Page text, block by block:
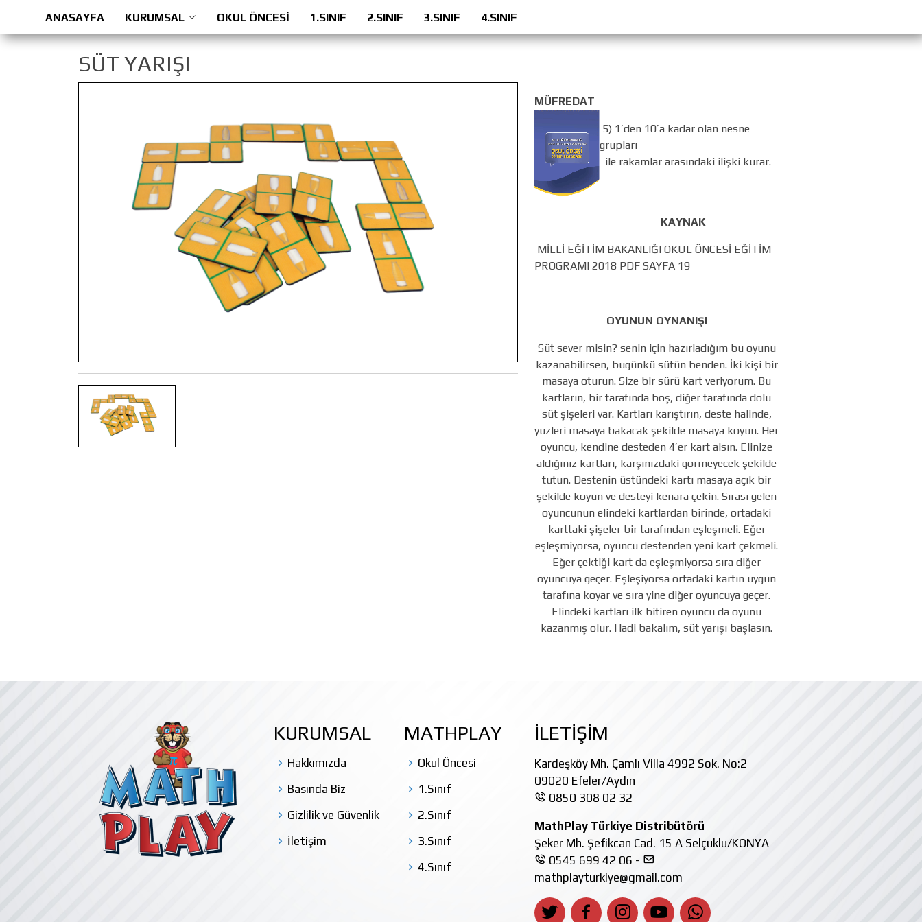
ANASAYFA KURUMSAL OKUL ÖNCESİ 1.SINIF 2.SINIF 3.SINIF 4.SINIF
SÜT YARIŞI
MÜFREDAT
5) 1’den 10’a kadar olan nesne
grupları
ile rakamlar arasındaki ilişki kurar.
KAYNAK
MİLLİ EĞİTİM BAKANLIĞI OKUL ÖNCESİ EĞİTİM
PROGRAMI 2018 PDF SAYFA 19
OYUNUN OYNANIŞI
Süt sever misin? senin için hazırladığım bu oyunu
kazanabilirsen, bugünkü sütün benden. İki kişi bir
masaya oturun. Size bir sürü kart veriyorum. Bu
kartların, bir tarafında boş, diğer tarafında dolu
süt şişeleri var. Kartları karıştırın, deste halinde,
yüzleri masaya bakacak şekilde masaya koyun. Her
oyuncu, kendine desteden 4’er kart alsın. Elinize
aldığınız kartları, karşınızdaki görmeyecek şekilde
tutun. Destenin üstündeki kartı masaya açık bir
şekilde koyun ve desteyi kenara çekin. Sırası gelen
oyuncunun elindeki kartlardan birinde, ortadaki
karttaki şişeler bir tarafından eşleşmeli. Eğer
eşleşmiyorsa, oyuncu destenden yeni kart çekmeli.
Eğer çektiği kart da eşleşmiyorsa sıra diğer
oyuncuya geçer. Eşleşiyorsa ortadaki kartın uygun
tarafına koyar ve sıra yine diğer oyuncuya geçer.
Elindeki kartları ilk bitiren oyuncu da oyunu
kazanmış olur. Hadi bakalım, süt yarışı başlasın.
KURUMSAL
Hakkımızda
Basında Biz
Gizlilik ve Güvenlik
İletişim
MATHPLAY
Okul Öncesi
1.Sınıf
2.Sınıf
3.Sınıf
4.Sınıf
İLETİŞİM
Kardeşköy Mh. Çamlı Villa 4992 Sok. No:2
09020 Efeler/Aydın
0850 308 02 32
MathPlay Türkiye Distribütörü
Şeker Mh. Şefikcan Cad. 15 A Selçuklu/KONYA
0545 699 42 06 -
mathplayturkiye@gmail.com